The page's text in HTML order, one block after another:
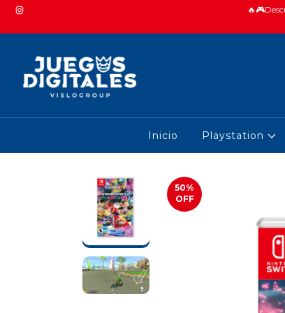
Inicio Playstation
50%
OFF